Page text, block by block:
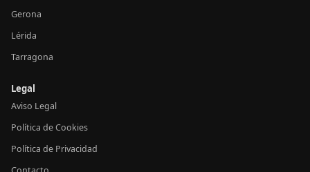
Gerona
Lérida
Tarragona
Legal
Aviso Legal
Política de Cookies
Política de Privacidad